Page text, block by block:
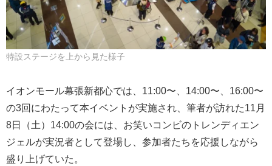
特設ステージを上から見た様子
イオンモール幕張新都心では、11:00〜、14:00〜、16:00〜
の3回にわたって本イベントが実施され、筆者が訪れた11月
8日（土）14:00の会には、お笑いコンビのトレンディエン
ジェルが実況者として登場し、参加者たちを応援しながら
盛り上げていた。